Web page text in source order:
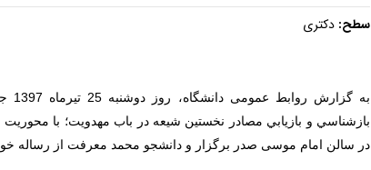
سطح: دکتری
بازشناسي و بازيابي مصادر نخستين شيعه در باب مهدويت؛ با محوريت
در سالن امام موسی صدر برگزار و دانشجو محمد معرفت از رساله خود